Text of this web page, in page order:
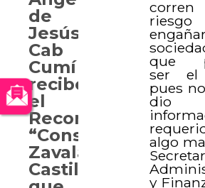
que
ser el
pues
algo
y
de
Jesús
Cab
Cumí
recibe
el
Reconocimiento
“Consuelo
Zavala
Castillo”